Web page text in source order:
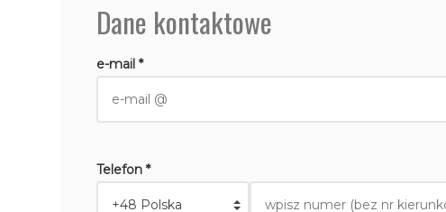
Dane kontaktowe
e-mail *
Telefon *